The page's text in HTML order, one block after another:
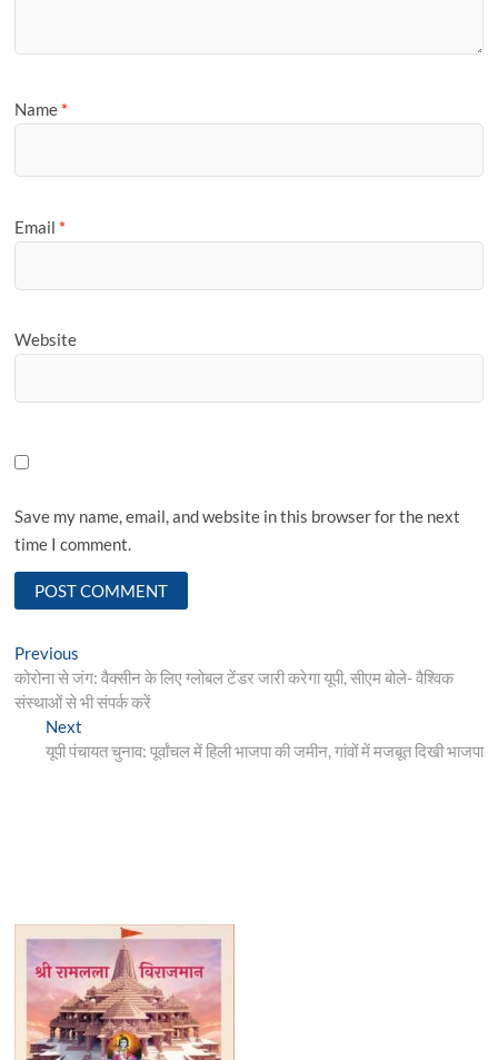
Name *
Email *
Website
Save my name, email, and website in this browser for the next
time I comment.
Post
navigation
Previous
post:
कोरोना से जंग: वैक्सीन के लिए ग्लोबल टेंडर जारी करेगा यूपी, सीएम बोले- वैश्विक
संस्थाओं से भी संपर्क करें
NextNext
post:
यूपी पंचायत चुनाव: पूर्वांचल में हिली भाजपा की जमीन, गांवों में मजबूत दिखी भाजपा